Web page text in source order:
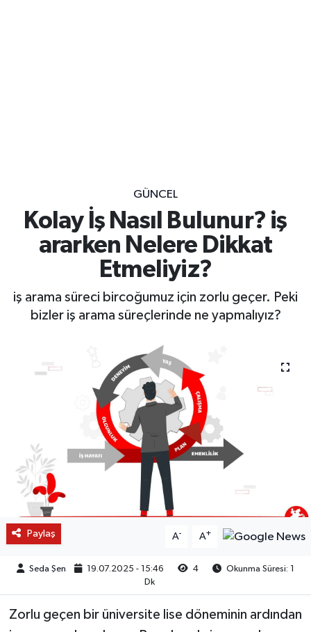
GÜNCEL
Kolay İş Nasıl Bulunur? iş
ararken Nelere Dikkat
Etmeliyiz?
iş arama süreci bircoğumuz için zorlu geçer. Peki
bizler iş arama süreçlerinde ne yapmalıyız?
Paylaş A- A+
Seda Şen 19.07.2025 - 15:46 4
Okunma Süresi: 1
Dk
Zorlu geçen bir üniversite lise döneminin ardından